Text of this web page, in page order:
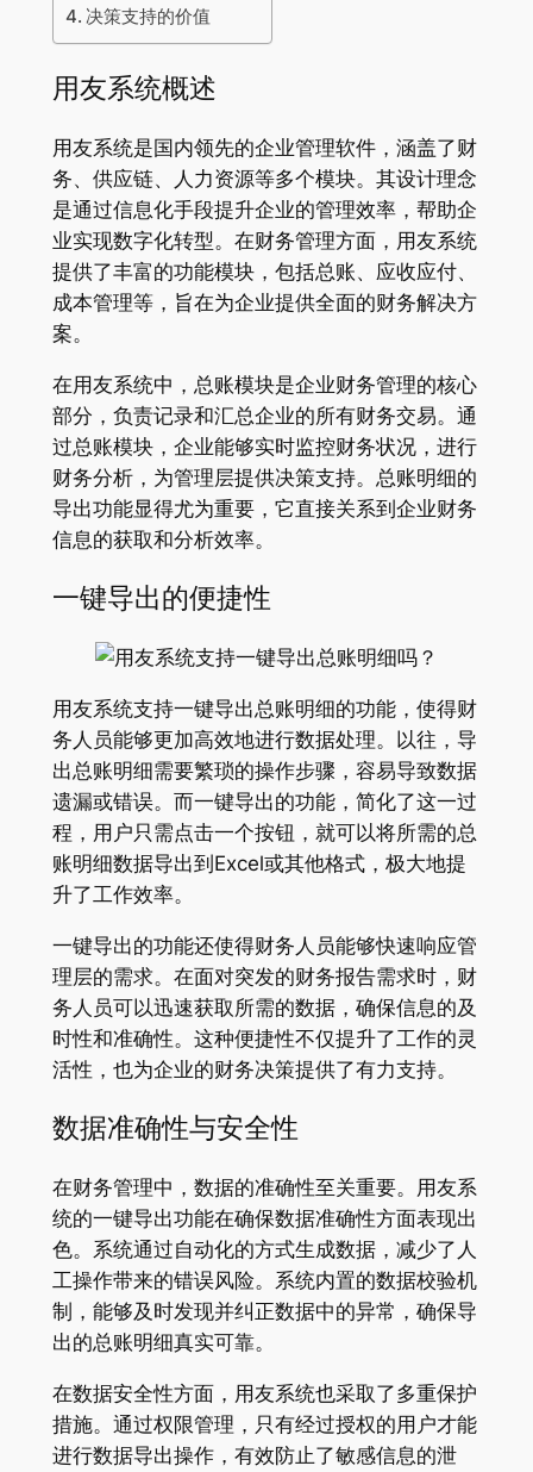
决策支持的价值
用友系统概述
用友系统是国内领先的企业管理软件，涵盖了财
务、供应链、人力资源等多个模块。其设计理念
是通过信息化手段提升企业的管理效率，帮助企
业实现数字化转型。在财务管理方面，用友系统
提供了丰富的功能模块，包括总账、应收应付、
成本管理等，旨在为企业提供全面的财务解决方
案。
在用友系统中，总账模块是企业财务管理的核心
部分，负责记录和汇总企业的所有财务交易。通
过总账模块，企业能够实时监控财务状况，进行
财务分析，为管理层提供决策支持。总账明细的
导出功能显得尤为重要，它直接关系到企业财务
信息的获取和分析效率。
一键导出的便捷性
用友系统支持一键导出总账明细的功能，使得财
务人员能够更加高效地进行数据处理。以往，导
出总账明细需要繁琐的操作步骤，容易导致数据
遗漏或错误。而一键导出的功能，简化了这一过
程，用户只需点击一个按钮，就可以将所需的总
账明细数据导出到Excel或其他格式，极大地提
升了工作效率。
一键导出的功能还使得财务人员能够快速响应管
理层的需求。在面对突发的财务报告需求时，财
务人员可以迅速获取所需的数据，确保信息的及
时性和准确性。这种便捷性不仅提升了工作的灵
活性，也为企业的财务决策提供了有力支持。
数据准确性与安全性
在财务管理中，数据的准确性至关重要。用友系
统的一键导出功能在确保数据准确性方面表现出
色。系统通过自动化的方式生成数据，减少了人
工操作带来的错误风险。系统内置的数据校验机
制，能够及时发现并纠正数据中的异常，确保导
出的总账明细真实可靠。
在数据安全性方面，用友系统也采取了多重保护
措施。通过权限管理，只有经过授权的用户才能
进行数据导出操作，有效防止了敏感信息的泄